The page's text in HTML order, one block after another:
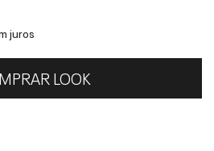
juros
LOOK